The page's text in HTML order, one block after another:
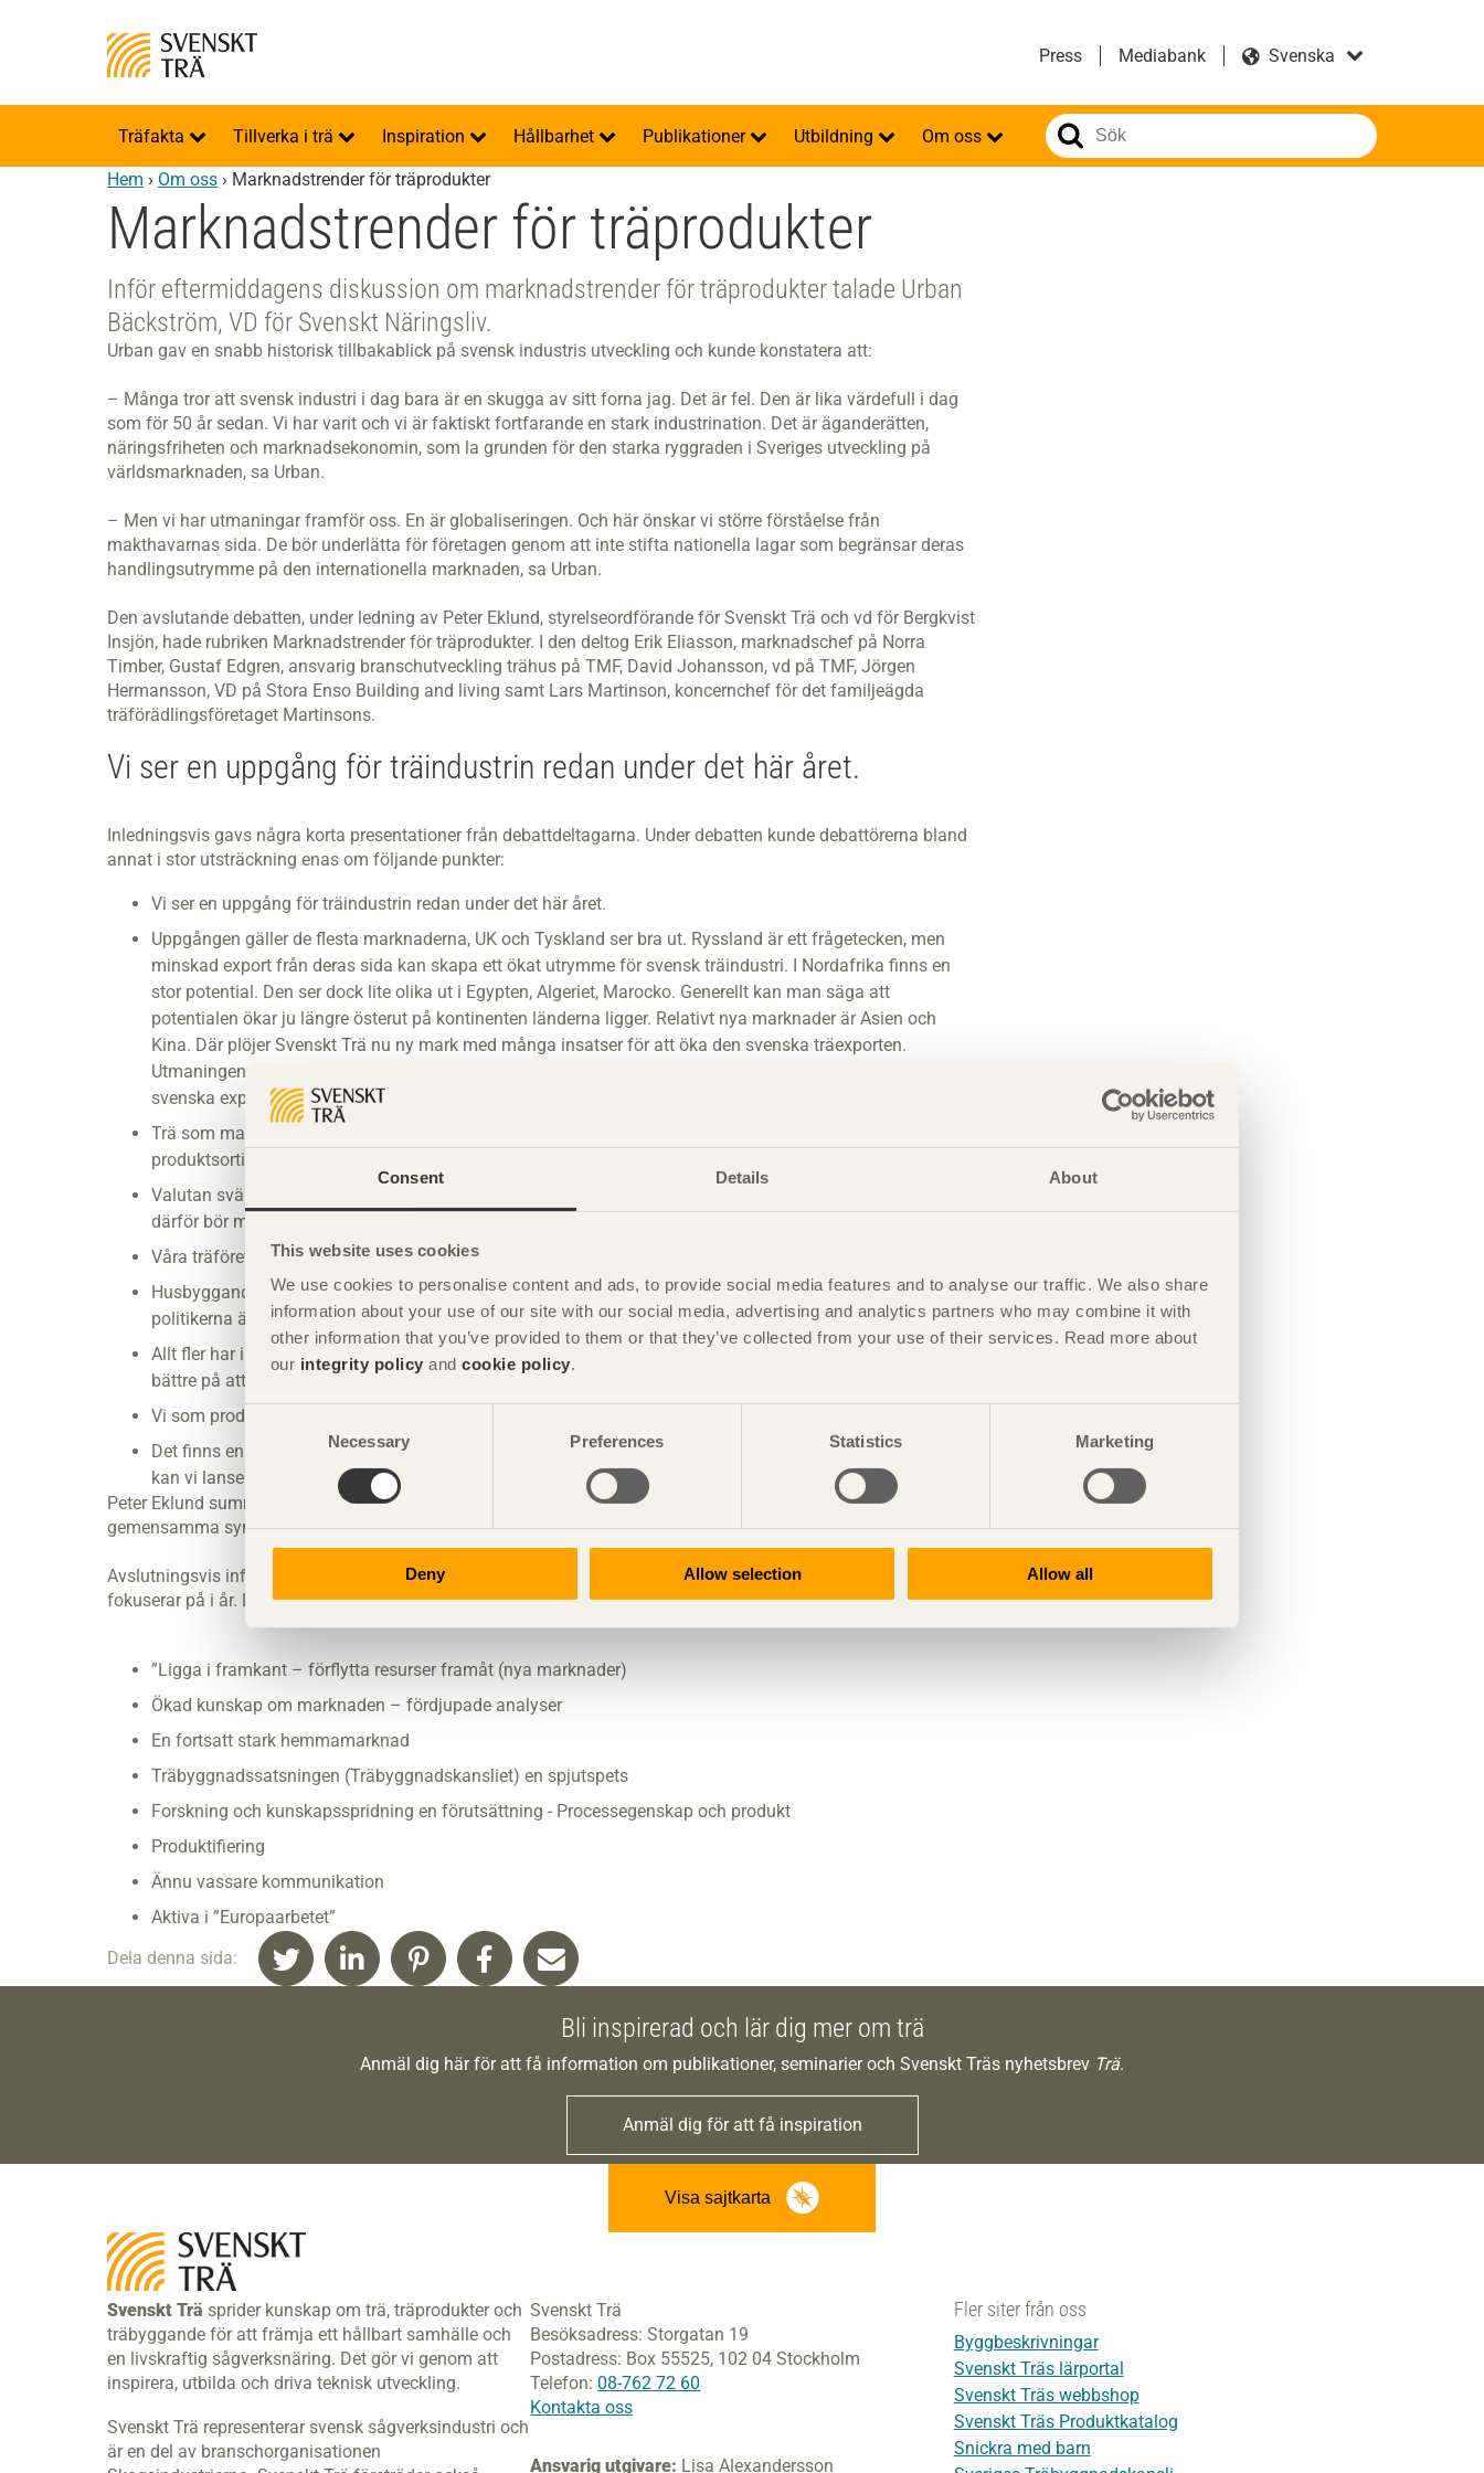
Consent Details About
This website uses cookies
We use cookies to personalise content and ads, to provide social media features and to analyse our traffic. We also share
information about your use of our site with our social media, advertising and analytics partners who may combine it with
other information that you’ve provided to them or that they’ve collected from your use of their services. Read more about
our integrity policy and cookie policy.
Necessary Preferences Statistics Marketing
Deny Allow selection Allow all
Press Mediabank
Träfakta Tillverka i trä Inspiration Hållbarhet Publikationer Utbildning Om oss
Hem › Om oss › Marknadstrender för träprodukter
Marknadstrender för träprodukter
Inför eftermiddagens diskussion om marknadstrender för träprodukter talade Urban
Bäckström, VD för Svenskt Näringsliv.
Urban gav en snabb historisk tillbakablick på svensk industris utveckling och kunde konstatera att:
– Många tror att svensk industri i dag bara är en skugga av sitt forna jag. Det är fel. Den är lika värdefull i dag
som för 50 år sedan. Vi har varit och vi är faktiskt fortfarande en stark industrination. Det är äganderätten,
näringsfriheten och marknadsekonomin, som la grunden för den starka ryggraden i Sveriges utveckling på
världsmarknaden, sa Urban.
– Men vi har utmaningar framför oss. En är globaliseringen. Och här önskar vi större förståelse från
makthavarnas sida. De bör underlätta för företagen genom att inte stifta nationella lagar som begränsar deras
handlingsutrymme på den internationella marknaden, sa Urban.
Den avslutande debatten, under ledning av Peter Eklund, styrelseordförande för Svenskt Trä och vd för Bergkvist
Insjön, hade rubriken Marknadstrender för träprodukter. I den deltog Erik Eliasson, marknadschef på Norra
Timber, Gustaf Edgren, ansvarig branschutveckling trähus på TMF, David Johansson, vd på TMF, Jörgen
Hermansson, VD på Stora Enso Building and living samt Lars Martinson, koncernchef för det familjeägda
träförädlingsföretaget Martinsons.
Vi ser en uppgång för träindustrin redan under det här året.
Inledningsvis gavs några korta presentationer från debattdeltagarna. Under debatten kunde debattörerna bland
annat i stor utsträckning enas om följande punkter:
Vi ser en uppgång för träindustrin redan under det här året.
Uppgången gäller de flesta marknaderna, UK och Tyskland ser bra ut. Ryssland är ett frågetecken, men
minskad export från deras sida kan skapa ett ökat utrymme för svensk träindustri. I Nordafrika finns en
stor potential. Den ser dock lite olika ut i Egypten, Algeriet, Marocko. Generellt kan man säga att
potentialen ökar ju längre österut på kontinenten länderna ligger. Relativt nya marknader är Asien och
Kina. Där plöjer Svenskt Trä nu ny mark med många insatser för att öka den svenska träexporten.
Utmaningen i Japan är den statssubvention som i sin nuvarande utformning utgör ett hinder för den
svenska exporten.
Trä som material har fler möjligheter än vad vi ser i dag. Produktutveckling och att hitta nya
produktsortiment är viktigt.
Valutan svänger snabbare i dag. Pundet minskade för en tid sedan med 10 procent på bara 6 veckor och
därför bör man säkra kurserna i större utsträckning framöver.
Våra träföretag bör fokusera mer på hållbarhet.
Husbyggandet har varit eftersatt i Sverige och det finns ett uppdämt behov av bostäder. Vi kan se idag att
politikerna är medvetna om det, vilket kommer att påskynda den processen.
Allt fler har insett hur många fördelar trä har jämfört med alternativa byggmaterial. Vi behöver också bli
bättre på att kommunicera det.
Vi som producerar i Norrland ser en stark ökad efterfrågan just nu.
Det finns en stor potential i renoveringarna av ”Miljonprogrammen”. Inget har skett där på många år och
kan vi lansera träet som ett bra ekonomiskt alternativ i den processen så har vi mycket att vinna.
Peter Eklund summerade debatten och konstaterade att dagen varit mycket intressant och att den
gemensamma synen är att träbranschen, efter några magrare år nu kan se en positiv utveckling framför sig.
Avslutningsvis informerade Mikael Eliasson om Svensk Träs nuvarande strategiinriktning och vad Svenskt Trä
fokuserar på i år. Det gjorde han med punkterna:
”Ligga i framkant – förflytta resurser framåt (nya marknader)
Ökad kunskap om marknaden – fördjupade analyser
En fortsatt stark hemmamarknad
Träbyggnadssatsningen (Träbyggnadskansliet) en spjutspets
Forskning och kunskapsspridning en förutsättning - Processegenskap och produkt
Produktifiering
Ännu vassare kommunikation
Aktiva i ”Europaarbetet”
Dela denna sida:
Bli inspirerad och lär dig mer om trä
Anmäl dig här för att få information om publikationer, seminarier och Svenskt Träs nyhetsbrev Trä.
Anmäl dig för att få inspiration
Visa sajtkarta
Svenskt Trä sprider kunskap om trä, träprodukter och
träbyggande för att främja ett hållbart samhälle och
en livskraftig sågverksnäring. Det gör vi genom att
inspirera, utbilda och driva teknisk utveckling.
Svenskt Trä representerar svensk sågverksindustri och
är en del av branschorganisationen
Svenskt Trä
Besöksadress: Storgatan 19
Postadress: Box 55525, 102 04 Stockholm
Telefon: 08-762 72 60
Kontakta oss
Ansvarig utgivare: Lisa Alexandersson
Fler siter från oss
Byggbeskrivningar
Svenskt Träs lärportal
Svenskt Träs webbshop
Svenskt Träs Produktkatalog
Snickra med barn